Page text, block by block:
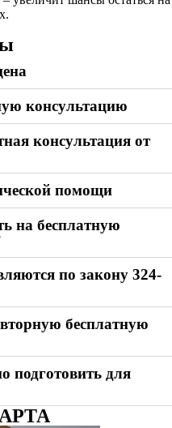
консультацию
консультация от
помощи
на бесплатную
по закону 324-
бесплатную
подготовить для